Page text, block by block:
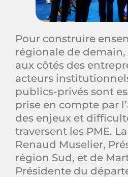
Pour construire
régionale de
aux côtés des
acteurs
publics-privés sont
prise en compte par
des enjeux et
traversent les PME.
Renaud Muselier,
région Sud, et de
Présidente du